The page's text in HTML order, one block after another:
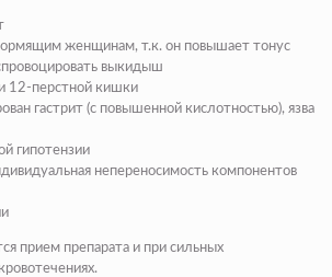
женщинам, т.к. он повышает тонус
выкидыш
12-перстной кишки
гастрит (с повышенной кислотностью), язва
гипотензии
непереносимость компонентов
прием препарата и при сильных